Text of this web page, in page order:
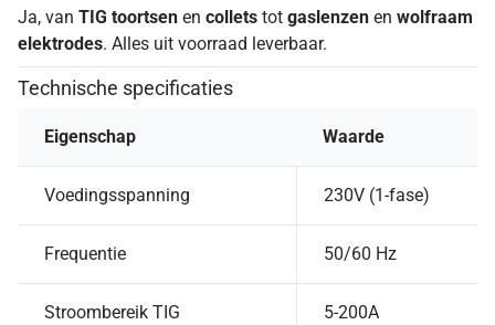
Ja, van TIG toortsen en collets tot gaslenzen en wolfraam
elektrodes. Alles uit voorraad leverbaar.
Technische specificaties
Eigenschap Waarde
Voedingsspanning 230V (1-fase)
Frequentie 50/60 Hz
Stroombereik TIG 5-200A